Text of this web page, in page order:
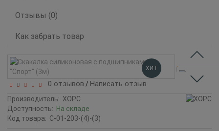
Отзывы (0)
Как забрать товар
ХИТ
0 отзывов / Написать отзыв
Производитель: ХОРС
Доступность: На складе
Код товара: С-01-203-(4)-(3)